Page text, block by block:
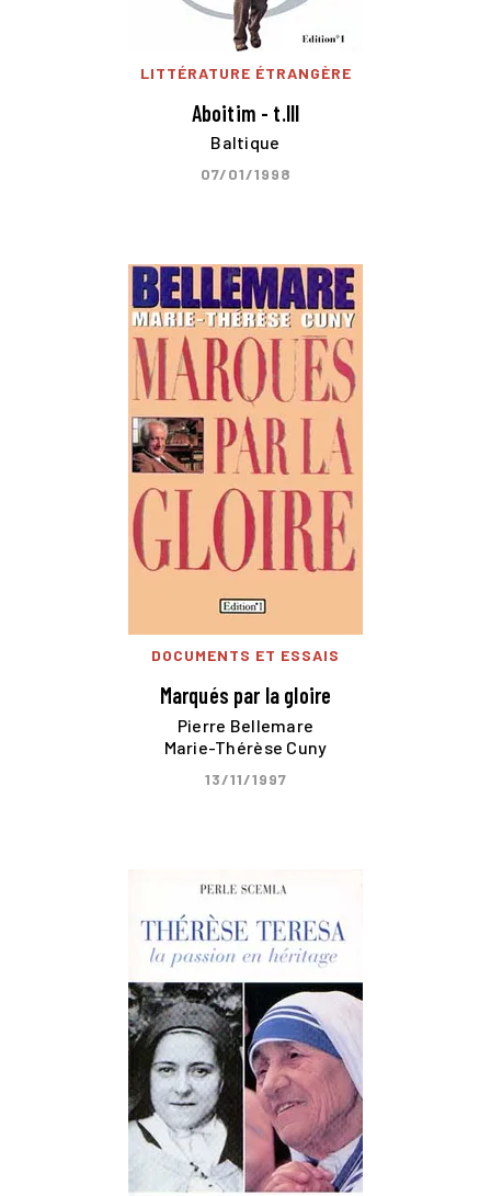
LITTÉRATURE ÉTRANGÈRE
Aboitim - t.III
Baltique
07/01/1998
DOCUMENTS ET ESSAIS
Marqués par la gloire
Pierre Bellemare
Marie-Thérèse Cuny
13/11/1997